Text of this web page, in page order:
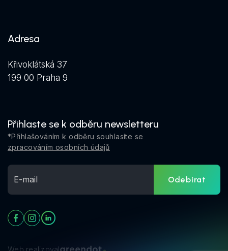
Adresa
Křivoklátská 37
199 00 Praha 9
Přihlaste se k odběru newsletteru
*Přihlašováním k odběru souhlasíte se
zpracováním osobních údajů
Odebírat
Web realizoval